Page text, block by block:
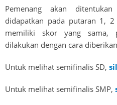
Pemenang akan
didapatkan pada putaran 1,
memiliki skor yang sama,
dilakukan dengan cara
Untuk melihat semifinalis SD,
Untuk melihat semifinalis SMP,